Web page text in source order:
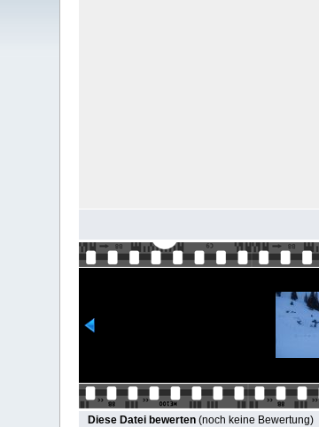
Diese Datei bewerten(noch keine Bewertung)